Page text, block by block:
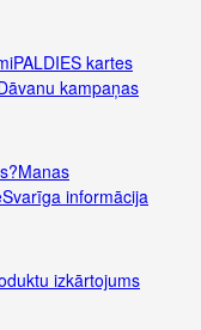
PALDIES kartes
kampaņas
Manas
Svarīga informācija
izkārtojums